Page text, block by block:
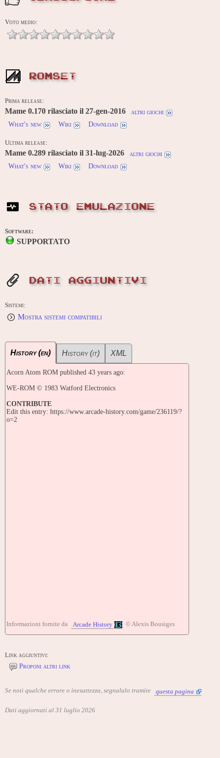
Voto medio:
ROMSET
Prima release:
Mame 0.170 rilasciato il 27-gen-2016
altri giochi
What's new
Wiki Download
Ultima release:
Mame 0.289 rilasciato il 31-lug-2026
altri giochi
What's new
Wiki Download
STATO EMULAZIONE
Software:
SUPPORTATO
DATI AGGIUNTIVI
Sistemi:
Mostra sistemi compatibili
History (en) History (it) XML
Acorn Atom ROM published 43 years ago:
WE-ROM © 1983 Watford Electronics
CONTRIBUTE
Edit this entry: https://www.arcade-history.com/game/236119/?
o=2
Informazioni fornite da Arcade History © Alexis Bousiges
Link aggiuntivi:
Proponi altri link
Se noti qualche errore o inesattezza, segnalalo tramite questa pagina
Dati aggiornati al 31 luglio 2026